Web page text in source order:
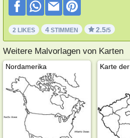
2 LIKES 4STIMMEN 2.5/5
Weitere Malvorlagen von Karten
Nordamerika